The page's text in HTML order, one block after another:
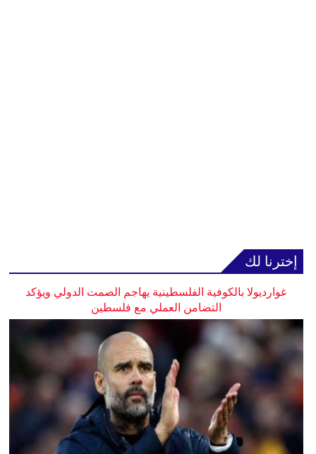
إخترنا لك
غوارديولا بالكوفية الفلسطينية يهاجم الصمت الدولي ويؤكد
التضامن العملي مع فلسطين